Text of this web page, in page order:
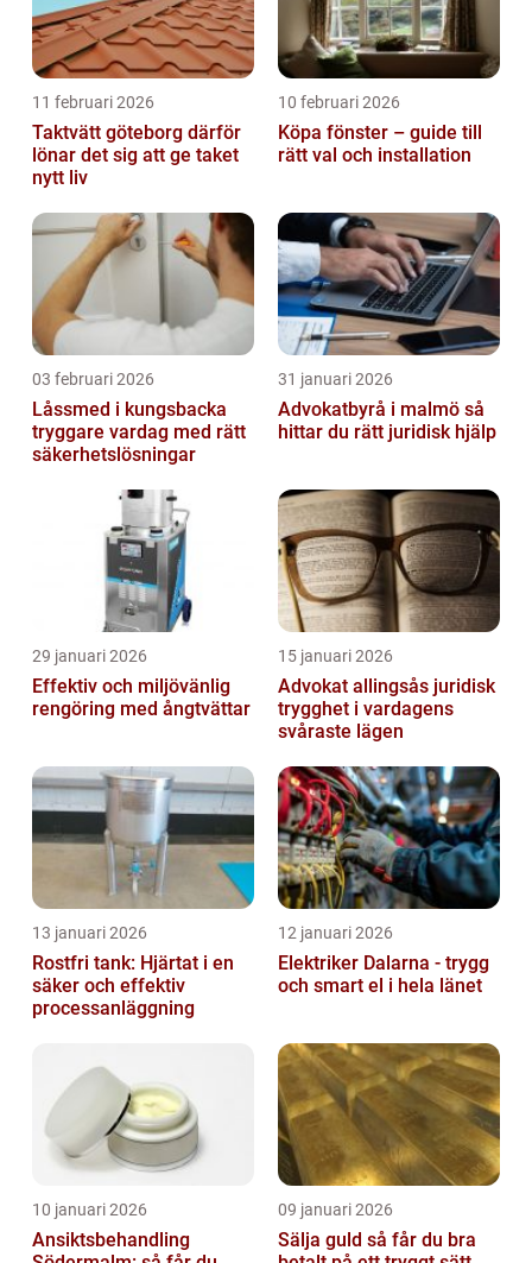
11 februari 2026
Taktvätt göteborg därför
lönar det sig att ge taket
nytt liv
10 februari 2026
Köpa fönster – guide till
rätt val och installation
03 februari 2026
Låssmed i kungsbacka
tryggare vardag med rätt
säkerhetslösningar
31 januari 2026
Advokatbyrå i malmö så
hittar du rätt juridisk hjälp
29 januari 2026
Effektiv och miljövänlig
rengöring med ångtvättar
15 januari 2026
Advokat allingsås juridisk
trygghet i vardagens
svåraste lägen
13 januari 2026
Rostfri tank: Hjärtat i en
säker och effektiv
processanläggning
12 januari 2026
Elektriker Dalarna - trygg
och smart el i hela länet
10 januari 2026
Ansiktsbehandling
09 januari 2026
Sälja guld så får du bra